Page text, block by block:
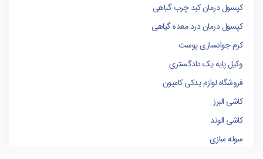
کپسول درمان کبد چرب گیاهی
کپسول درمان درد معده گیاهی
کرم جوانسازی پوست
وکیل پایه یک دادگستری
فروشگاه لوازم یدکی کامیون
کاشی البرز
کاشی الوند
سوله سازی